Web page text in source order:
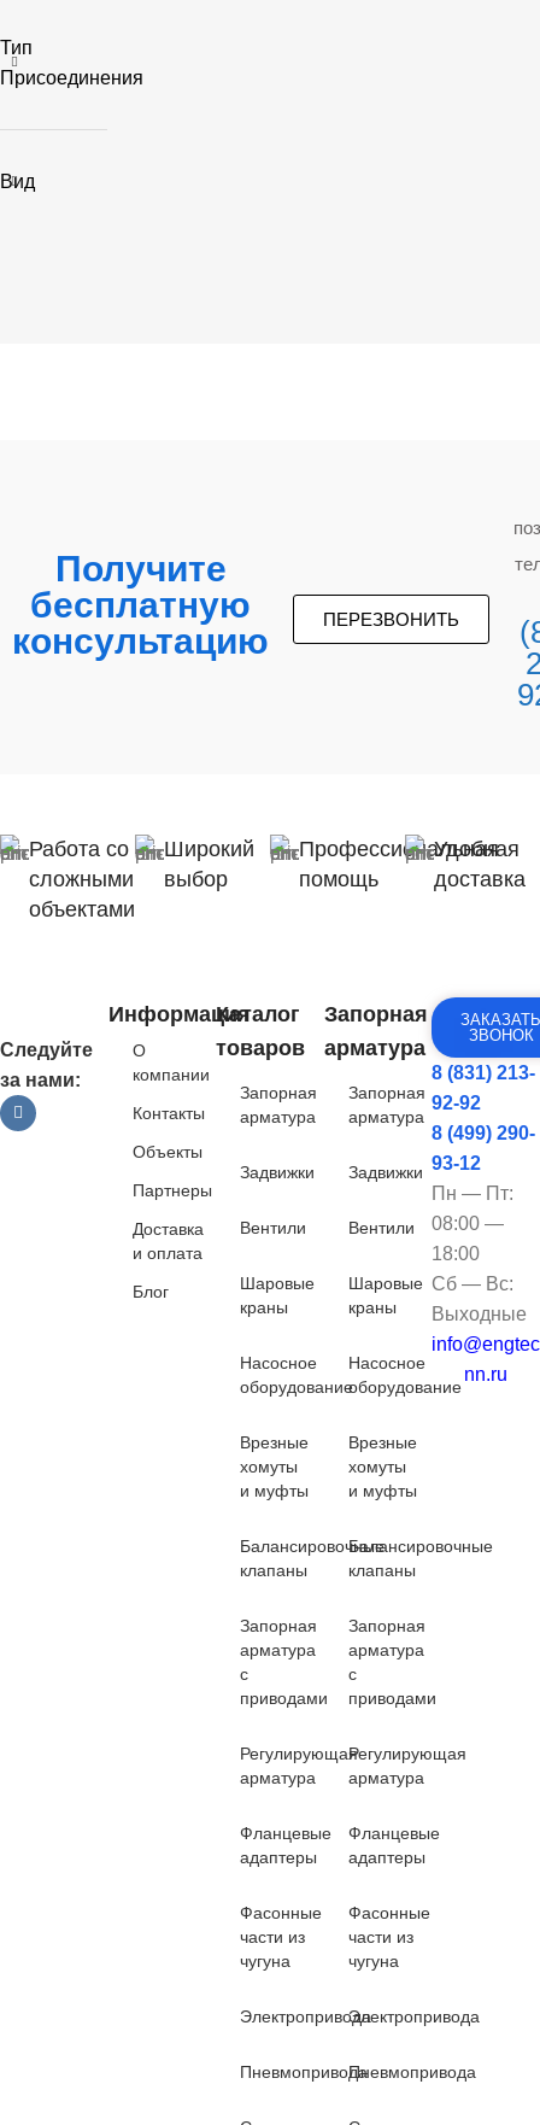
Тип
Присоединения
Вид
Получите
бесплатную
консультацию
ПЕРЕЗВОНИТЬ
Работа со
сложными
объектами
Широкий
выбор
Профессиональная
помощь
Удобная
доставка
Следуйте
за нами:
Информация
О
компании
Контакты
Объекты
Партнеры
Доставка
и оплата
Блог
Каталог
товаров
Запорная
арматура
Задвижки
Вентили
Шаровые
краны
Насосное
оборудование
Врезные
хомуты
и муфты
Балансировочные
клапаны
Запорная
арматура
с
приводами
Регулирующая
арматура
Фланцевые
адаптеры
Фасонные
части из
чугуна
Электропривода
Пневмопривода
Запорная
арматура
Запорная
арматура
Задвижки
Вентили
Шаровые
краны
Насосное
оборудование
Врезные
хомуты
и муфты
Балансировочные
клапаны
Запорная
арматура
с
приводами
Регулирующая
арматура
Фланцевые
адаптеры
Фасонные
части из
чугуна
Электропривода
Пневмопривода
ЗВОНОК
8 (831) 213-
92-92
8 (499) 290-
93-12
Пн — Пт:
08:00 —
18:00
Сб — Вс:
Выходные
nn.ru